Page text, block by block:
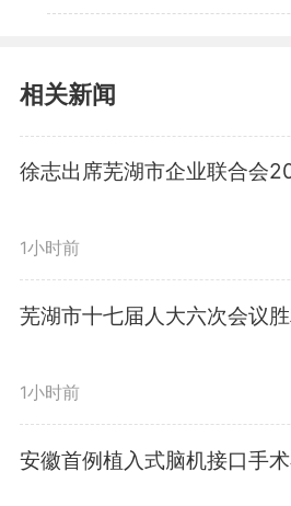
相关新闻
徐志出席芜湖市企业联合会
1小时前
芜湖市十七届人大六次会议
1小时前
安徽首例植入式脑机接口手